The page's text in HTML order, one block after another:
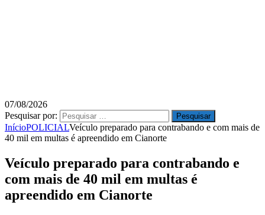
07/08/2026
Pesquisar por:
InícioPOLICIALVeículo preparado para contrabando e com mais de
40 mil em multas é apreendido em Cianorte
Veículo preparado para contrabando e
com mais de 40 mil em multas é
apreendido em Cianorte